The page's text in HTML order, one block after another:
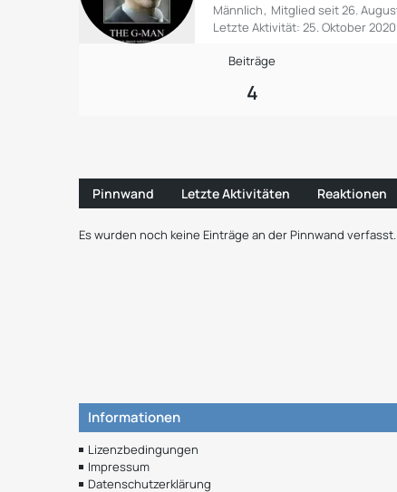
Männlich
Mitglied seit 26.
Letzte Aktivität: 25. Oktober
Beiträge
4
Pinnwand Letzte Aktivitäten Reaktionen
Es wurden noch keine Einträge an der Pinnwand verfasst.
Informationen
Lizenzbedingungen
Impressum
Datenschutzerklärung